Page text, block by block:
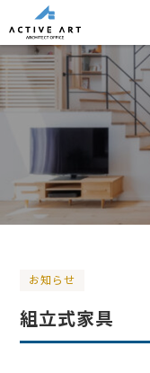
お知らせ
組立式家具